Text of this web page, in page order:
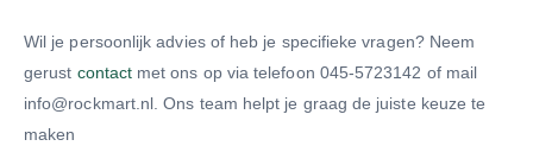
Wil je persoonlijk advies of heb je specifieke vragen? Neem
gerust contact met ons op via telefoon 045-5723142 of mail
info@rockmart.nl. Ons team helpt je graag de juiste keuze te
maken